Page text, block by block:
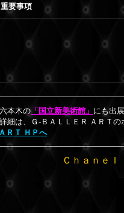
要事項
本木の「国立新美術館」 にも出
細は、Ｇ-ＢＡＬＬＥＲ ＡＲＴ
ＲＴ ＨＰへ
Ｃｈａｎｅｌ